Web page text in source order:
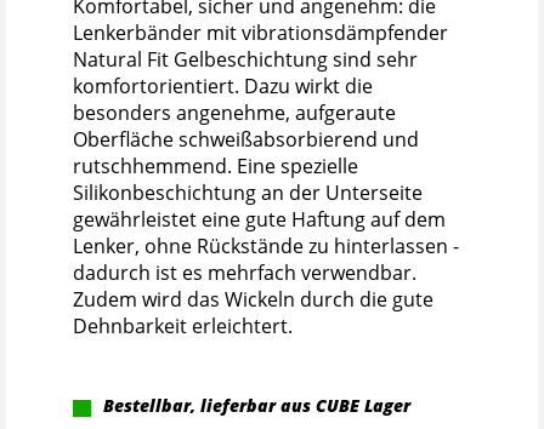
Komfortabel, sicher und angenehm: die
Lenkerbänder mit vibrationsdämpfender
Natural Fit Gelbeschichtung sind sehr
komfortorientiert. Dazu wirkt die
besonders angenehme, aufgeraute
Oberfläche schweißabsorbierend und
rutschhemmend. Eine spezielle
Silikonbeschichtung an der Unterseite
gewährleistet eine gute Haftung auf dem
Lenker, ohne Rückstände zu hinterlassen -
dadurch ist es mehrfach verwendbar.
Zudem wird das Wickeln durch die gute
Dehnbarkeit erleichtert.
Bestellbar, lieferbar aus CUBE Lager